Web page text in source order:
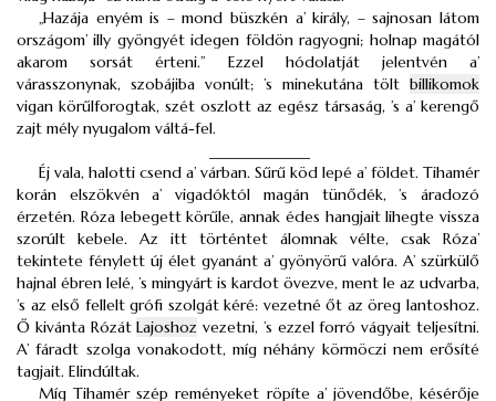
„Hazája enyém is – mond büszkén a’ király, – sajnosan látom
országom’ illy gyöngyét idegen földön ragyogni; holnap magától
akarom sorsát érteni.” Ezzel hódolatját jelentvén a’
várasszonynak, szobájiba vonúlt; ’s minekutána tölt billikomok
vigan körűlforogtak, szét oszlott az egész társaság, ’s a’ kerengő
zajt mély nyugalom váltá-fel.
Éj vala, halotti csend a’ várban. Sűrű köd lepé a’ földet. Tihamér
korán elszökvén a’ vigadóktól magán tünődék, ’s áradozó
érzetén. Róza lebegett körűle, annak édes hangjait lihegte vissza
szorúlt kebele. Az itt történtet álomnak vélte, csak Róza’
tekintete fénylett új élet gyanánt a’ gyönyörű valóra. A’ szürkülő
hajnal ébren lelé, ’s mingyárt is kardot övezve, ment le az udvarba,
’s az első fellelt grófi szolgát kéré: vezetné őt az öreg lantoshoz.
Ő kivánta RózátLajoshoz vezetni, ’s ezzel forró vágyait teljesítni.
A’ fáradt szolga vonakodott, míg néhány körmöczi nem erősíté
tagjait. Elindúltak.
Míg Tihamér szép reményeket röpíte a’ jövendőbe, késérője